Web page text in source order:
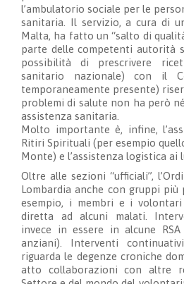
l’ambulatorio sociale per le
sanitaria. Il servizio, a cura di
Malta, ha fatto un “salto di
parte delle competenti autorità
possibilitàdi prescrivere
sanitario nazionale) con il
temporaneamente presente)
problemi di salute non ha però
assistenza sanitaria.
Molto importante è, infine,
Ritiri Spirituali (per esempio
Monte) e l’assistenza logistica ai
Oltre alle sezioni “ufficiali”, l’O
Lombardia anche con gruppi più
esempio, i membri e i
diretta ad alcuni
malati .
invece in essere in alcune
anziani). Interventi
riguarda le degenze croniche
atto collaborazioni con altre